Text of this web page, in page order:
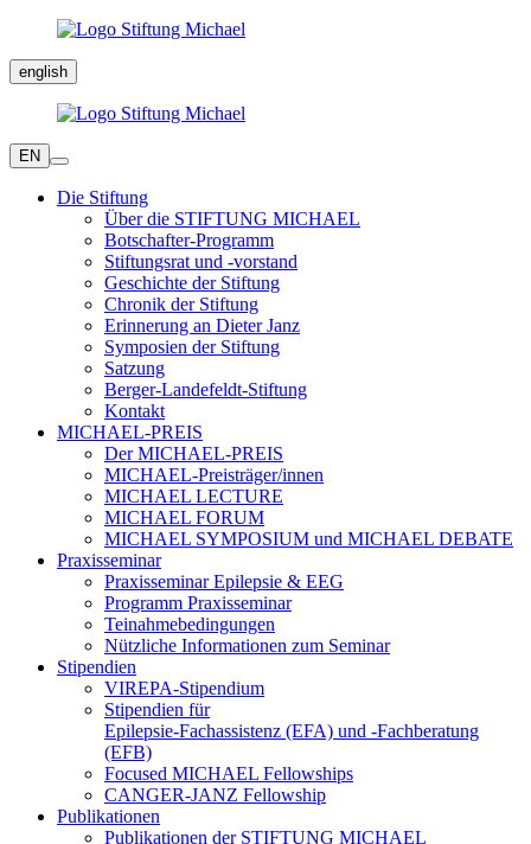
english
EN
Die Stiftung
Über die STIFTUNG MICHAEL
Botschafter-Programm
Stiftungsrat und -vorstand
Geschichte der Stiftung
Chronik der Stiftung
Erinnerung an Dieter Janz
Symposien der Stiftung
Satzung
Berger-Landefeldt-Stiftung
Kontakt
MICHAEL-PREIS
Der MICHAEL-PREIS
MICHAEL-Preisträger/innen
MICHAEL LECTURE
MICHAEL FORUM
MICHAEL SYMPOSIUM und MICHAEL DEBATE
Praxisseminar
Praxisseminar Epilepsie & EEG
Programm Praxisseminar
Teinahmebedingungen
Nützliche Informationen zum Seminar
Stipendien
VIREPA-Stipendium
Stipendien für
Epilepsie-Fachassistenz (EFA) und -Fachberatung
(EFB)
Focused MICHAEL Fellowships
CANGER-JANZ Fellowship
Publikationen
Publikationen der STIFTUNG MICHAEL